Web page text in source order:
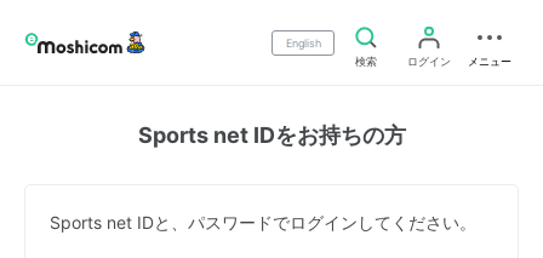
English
検索
ログイン メニュー
Sports net IDをお持ちの方
Sports net IDと、パスワードでログインしてください。